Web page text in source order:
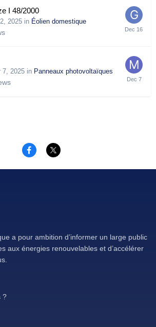
I 48/2000
2025 in Éolien domestique
7, 2025 in Panneaux photovoltaïques
a pour ambition d’informer un large public
aux énergies renouvelables et d’accélérer
?